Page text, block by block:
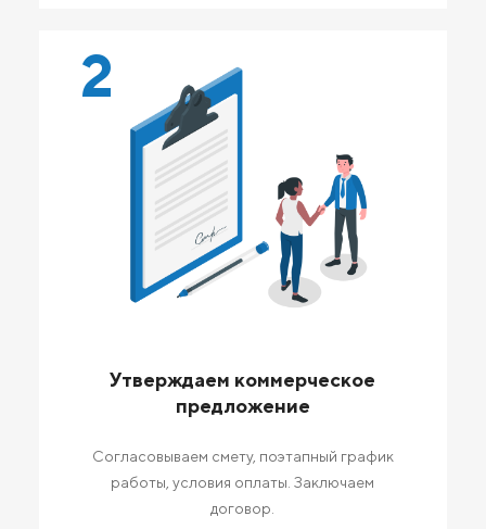
2
Утверждаем коммерческое
предложение
Согласовываем смету, поэтапный график
работы, условия оплаты. Заключаем
договор.